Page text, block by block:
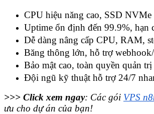
CPU hiệu năng cao, SSD NVMe
Uptime ổn định đến 99.9%, hạn
Dễ dàng nâng cấp CPU, RAM,
Băng thông lớn, hỗ trợ
Bảo mật cao, toàn quyền quản
Đội ngũ kỹ thuật hỗ trợ 24/7
>>> Click xem ngay: Các gói VPS
ưu cho dự án của bạn!